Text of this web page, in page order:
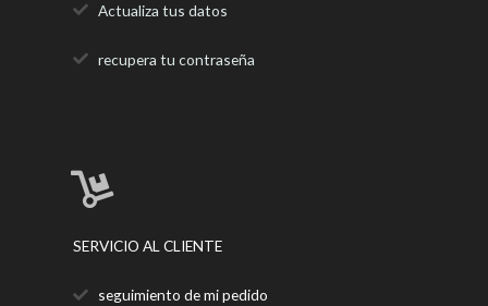
Actualiza tus datos
recupera tu contraseña
SERVICIO AL CLIENTE
seguimiento de mi pedido